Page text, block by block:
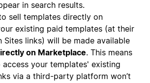
in search results.
sell templates directly on
existing paid templates (at their
Sites links) will be made available
on Marketplace. This means
access your templates' existing
via a third-party platform won’t